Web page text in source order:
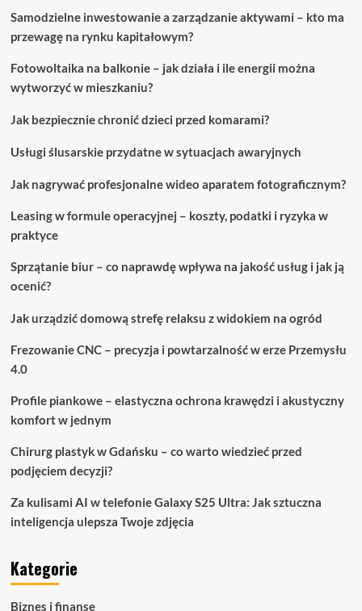
Samodzielne inwestowanie a zarządzanie aktywami – kto ma
przewagę na rynku kapitałowym?
Fotowoltaika na balkonie – jak działa i ile energii można
wytworzyć w mieszkaniu?
Jak bezpiecznie chronić dzieci przed komarami?
Usługi ślusarskie przydatne w sytuacjach awaryjnych
Jak nagrywać profesjonalne wideo aparatem fotograficznym?
Leasing w formule operacyjnej – koszty, podatki i ryzyka w
praktyce
Sprzątanie biur – co naprawdę wpływa na jakość usług i jak ją
ocenić?
Jak urządzić domową strefę relaksu z widokiem na ogród
Frezowanie CNC – precyzja i powtarzalność w erze Przemysłu
4.0
Profile piankowe – elastyczna ochrona krawędzi i akustyczny
komfort w jednym
Chirurg plastyk w Gdańsku – co warto wiedzieć przed
podjęciem decyzji?
Za kulisami AI w telefonie Galaxy S25 Ultra: Jak sztuczna
inteligencja ulepsza Twoje zdjęcia
Kategorie
Biznes i finanse